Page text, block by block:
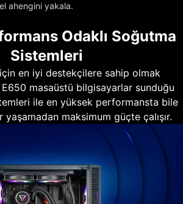
ahengini yakala.
Odaklı Soğutma
Sistemleri
en iyi destekçilere sahip olmak
masaüstü bilgisayarlar sunduğu
ile en yüksek performansta bile
yaşamadan maksimum güçte çalışır.